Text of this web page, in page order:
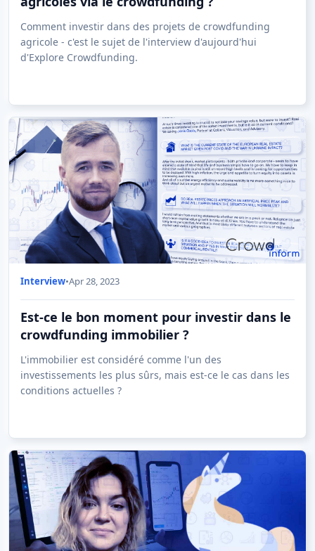
Comment investir dans des projets de crowdfunding
agricole - c'est le sujet de l'interview d'aujourd'hui
d'Explore Crowdfunding.
Interview•Apr 28, 2023
Est-ce le bon moment pour investir dans le
crowdfunding immobilier ?
L'immobilier est considéré comme l'un des
investissements les plus sûrs, mais est-ce le cas dans les
conditions actuelles ?